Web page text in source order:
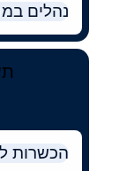
נהלים
הכשרות